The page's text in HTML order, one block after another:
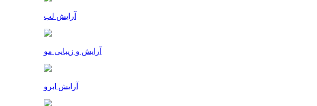
آرایش لب
آرایش و زیبایی مو
آرایش ابرو